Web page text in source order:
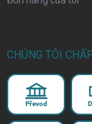
CHÚNG TÔI
Převod